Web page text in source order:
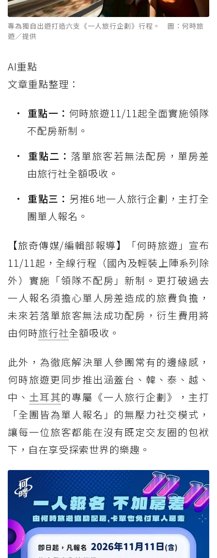
專為獨自出遊打造六支《一人旅行企劃》行程。 圖：何時旅
遊／提供
AI重點
文章重點整理：
重點一： 何時旅遊11/11起全面實施領隊
不配房新制。
重點二： 落單旅客若無法配房，單房差
由旅行社全額吸收。
重點三： 另推6地一人旅行企劃，主打全
團單人報名。
【旅奇傳媒/編輯部報導】「何時旅遊」宣布
11/11起，全線行程（國內及輕裝上陣系列除
外）實施「領隊不配房」新制。更打破過去
一人報名須擔心單人房差造成的旅費負擔，
未來若落單旅客無法成功配房，衍生費用將
由何時旅行社全額吸收。
此外，為徹底解決單人參團常有的邊緣感，
何時旅遊更同步推出涵蓋台、韓、泰、越、
中、 土耳其的專屬《一人旅行企劃》，主打
「全團皆為單人報名」的無壓力社交模式，
讓每一位旅客都能在沒有既定交友圈的包袱
下，自在享受探索世界的樂趣。